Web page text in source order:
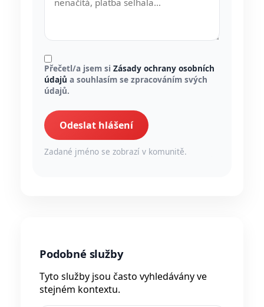
Přečetl/a jsem si Zásady ochrany osobních
údajů a souhlasím se zpracováním svých
údajů.
Odeslat hlášení
Zadané jméno se zobrazí v komunitě.
Podobné služby
Tyto služby jsou často vyhledávány ve
stejném kontextu.